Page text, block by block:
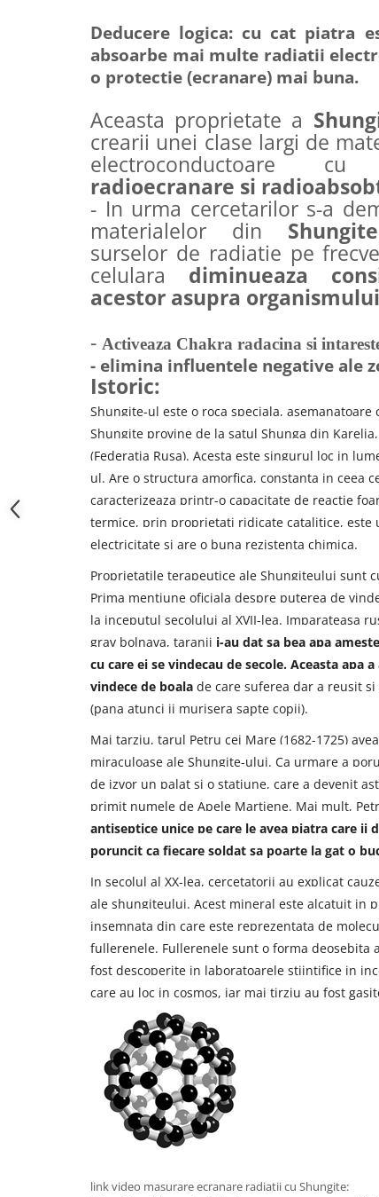
Deducere logica: cu cat piatra
absoarbe mai multe radiatii
o protectie (ecranare) mai buna.
Aceasta proprietate a
crearii unei clase largi de
electroconductoare
radioecranare si
- In urma cercetarilor s-a
materialelor din
surselor de radiatie pe
celulara diminueaza
acestor asupra organismului
- Activeaza Chakra radacina si
- elimina influentele negative ale
Istoric:
Shungite-ul este o roca speciala,
Shungite provine de la satul Shunga din
(Federatia Rusa). Acesta este singurul loc in
ul. Are o structura amorfica, constanta in ceea
caracterizeaza printr-o capacitate de reactie
termice, prin proprietati ridicate catalitice, este
electricitate si are o buna rezistenta chimica.
Proprietatile terapeutice ale Shungiteului sunt
Prima mentiune oficiala despre puterea de
la inceputul secolului al XVII-lea. Imparateasa
grav bolnava, taranii i-au dat sa bea apa
cu care ei se vindecau de secole. Aceasta apa
vindece de boala de care suferea dar a reusit
(pana atunci ii murisera sapte copii).
Mai tarziu, tarul Petru cei Mare (1682-1725)
miraculoase ale Shungite-ului. Ca urmare a
de izvor un palat si o statiune, care a devenit
primit numele de Apele Martiene. Mai mult,
antiseptice unice pe care le avea piatra care ii
poruncit ca fiecare soldat sa poarte la gat o
In secolul al XX-lea, cercetatorii au explicat
ale shungiteului. Acest mineral este alcatuit in
insemnata din care este reprezentata de
fullerenele. Fullerenele sunt o forma deosebita
fost descoperite in laboratoarele stiintifice in
care au loc in cosmos, iar mai tirziu au fost
link video masurare ecranare radiatii cu Shungite: